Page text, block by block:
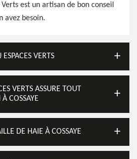
Verts est un artisan de bon conseil
avez besoin.
VERTS
VERTS ASSURE TOUT
COSSAYE
DE HAIE À COSSAYE